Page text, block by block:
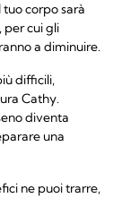
corpo sarà
cui gli
a diminuire.
difficili,
Cathy.
diventa
una
ne puoi trarre,